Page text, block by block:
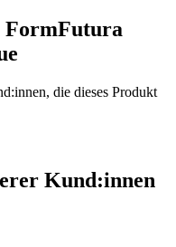
FormFutura
die dieses Produkt
Kund:innen